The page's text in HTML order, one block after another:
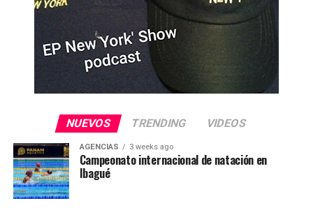
NUEVOS TRENDING VIDEOS
AGENCIAS 3 weeks ago
Campeonato internacional de natación en
Ibagué